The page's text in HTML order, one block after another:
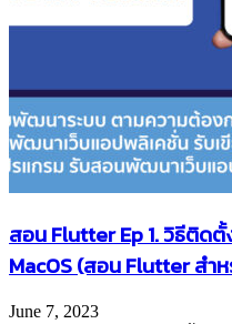
สอน Flutter Ep 1. วิธีติด
MacOS (สอน Flutter สำ
June 7, 2023